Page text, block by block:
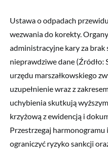
Ustawa o odpadach
wezwania do korekty.
administracyjne kary za
nieprawdziwe dane (Źródło:
urzędu marszałkowskiego
uzupełnienie wraz z
uchybienia skutkują
krzyżową z ewidencją i
Przestrzegaj harmonogramu
ograniczyć ryzyko sankcji